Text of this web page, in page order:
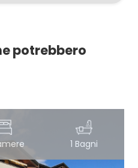
potrebbero
1 Bagni